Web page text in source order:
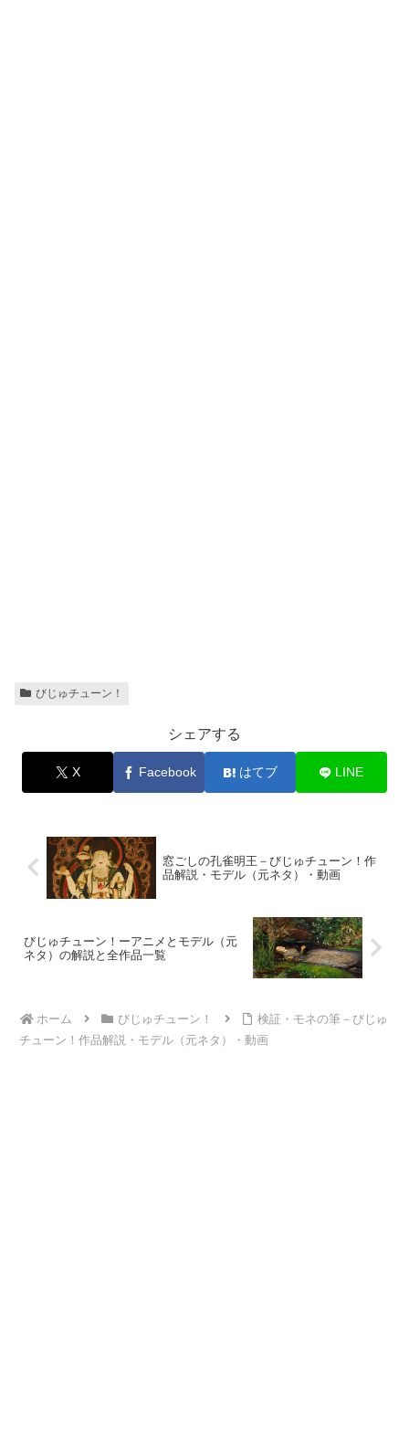
びじゅチューン！
シェアする
X Facebook はてブ LINE
窓ごしの孔雀明王－びじゅチューン！作
品解説・モデル（元ネタ）・動画
びじゅチューン！ーアニメとモデル（元
ネタ）の解説と全作品一覧
ホーム びじゅチューン！
検証・モネの筆－びじゅ
チューン！作品解説・モデル（元ネタ）・動画